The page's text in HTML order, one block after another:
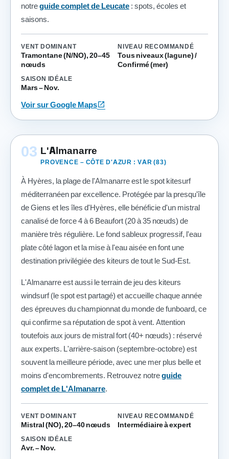
notreguide complet de Leucate : spots, écoles et
saisons.
VENT DOMINANT
Tramontane (N/NO), 20–45
nœuds
NIVEAU RECOMMANDÉ
Tous niveaux (lagune) /
Confirmé (mer)
SAISON IDÉALE
Mars – Nov.
Voir sur Google Mapsopen_in_new
03 L'Almanarre
PROVENCE – CÔTE D'AZUR : VAR (83)
À Hyères, la plage de l'Almanarre est le spot kitesurf
méditerranéen par excellence. Protégée par la presqu'île
de Giens et les îles d'Hyères, elle bénéficie d'un mistral
canalisé de force 4 à 6 Beaufort (20 à 35 nœuds) de
manière très régulière. Le fond sableux progressif, l'eau
plate côté lagon et la mise à l'eau aisée en font une
destination privilégiée des kiteurs de tout le Sud-Est.
L'Almanarre est aussi le terrain de jeu des kiteurs
windsurf (le spot est partagé) et accueille chaque année
des épreuves du championnat du monde de funboard, ce
qui confirme sa réputation de spot à vent. Attention
toutefois aux jours de mistral fort (40+ nœuds) : réservé
aux experts. L'arrière-saison (septembre-octobre) est
souvent la meilleure période, avec une mer plus belle et
moins d'encombrements. Retrouvez notreguide
complet de L'Almanarre.
VENT DOMINANT
Mistral (NO), 20–40 nœuds
NIVEAU RECOMMANDÉ
Intermédiaire à expert
SAISON IDÉALE
Avr. – Nov.